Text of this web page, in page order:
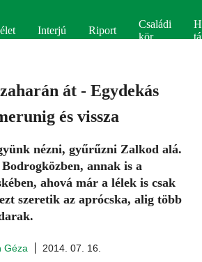
Interjú Riport
Családi
kör
át - Egydekás
és vissza
nézni, gyűrűzni Zalkod alá.
annak is a
ahová már a lélek is csak
szeretik az aprócska, alig több
Géza 2014. 07. 16.